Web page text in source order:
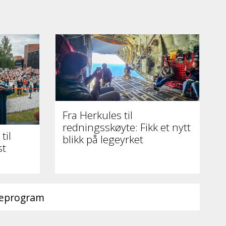
Fra Herkules til
redningsskøyte: Fikk et nytt
blikk på legeyrket